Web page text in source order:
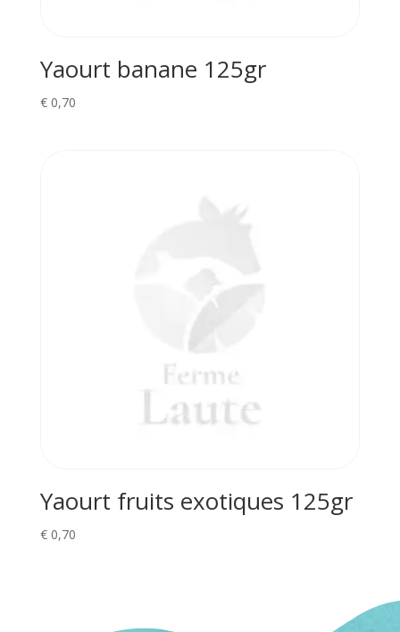
Yaourt banane 125gr
€0,70
Yaourt fruits exotiques 125gr
€0,70